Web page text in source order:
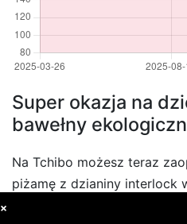
Super okazja na
bawełny
Na Tchibo możesz teraz
piżamę z dzianiny interlock
Aktualna cena produktu to
×